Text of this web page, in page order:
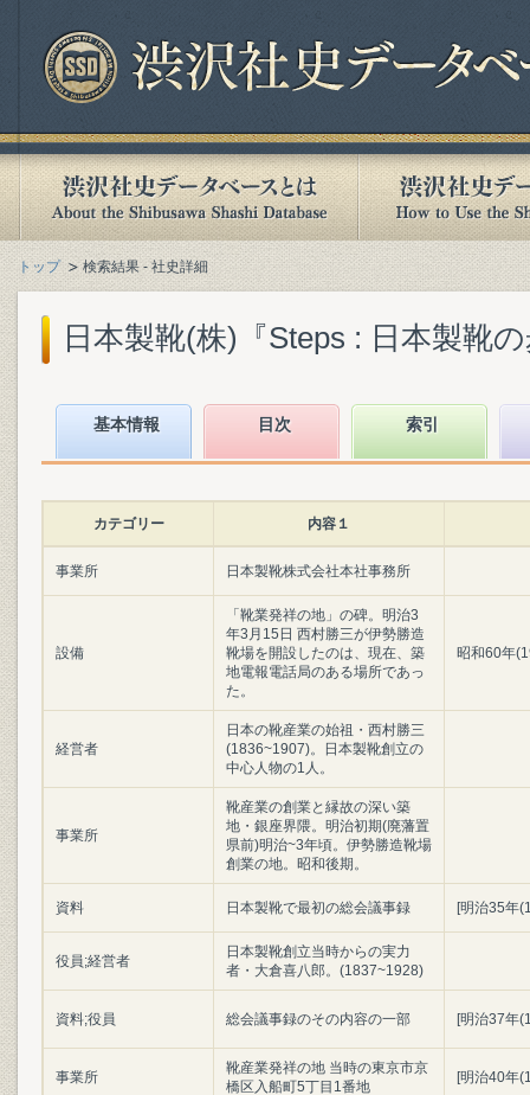
トップ 検索結果 - 社史詳細
日本製靴(株)『Steps : 日本製靴
基本情報 目次 索引
カテゴリー 内容１
事業所 日本製靴株式会社本社事務所
設備
「靴業発祥の地」の碑。明治3
年3月15日 西村勝三が伊勢勝造
靴場を開設したのは、現在、築
地電報電話局のある場所であっ
た。
昭和60年
経営者
日本の靴産業の始祖・西村勝三
(1836~1907)。日本製靴創立の
中心人物の1人。
事業所
靴産業の創業と縁故の深い築
地・銀座界隈。明治初期(廃藩置
県前)明治~3年頃。伊勢勝造靴場
創業の地。昭和後期。
資料 日本製靴で最初の総会議事録 [明治35年
役員;経営者
日本製靴創立当時からの実力
者・大倉喜八郎。(1837~1928)
資料;役員 総会議事録のその内容の一部 [明治37年
事業所
靴産業発祥の地 当時の東京市京
橋区入船町5丁目1番地
[明治40年